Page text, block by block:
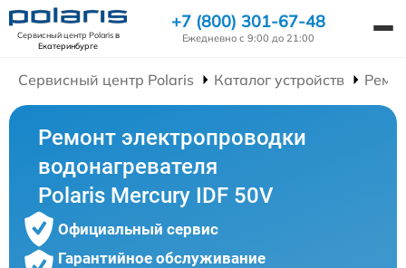
Сервисный центр Polarisв
Екатеринбурге
+7 (800) 301-67-48
Ежедневно с 9:00 до 21:00
Сервисный центр Polaris Каталог устройств
Ремонт электропроводки
водонагревателя
Polaris Mercury IDF 50V
Официальный сервис
Гарантийное обслуживание